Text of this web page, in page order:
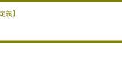
義】